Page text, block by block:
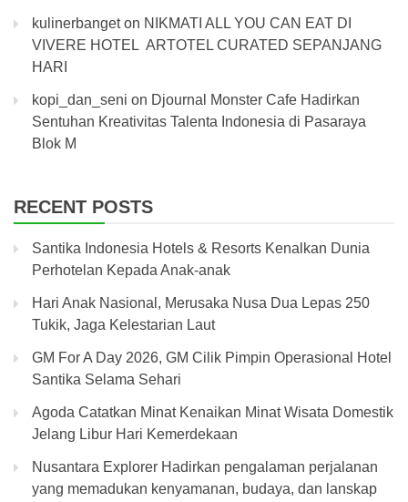
kulinerbangeton NIKMATI ALL YOU CAN EAT DI
VIVERE HOTEL ARTOTEL CURATED SEPANJANG
HARI
kopi_dan_seni on Djournal Monster Cafe Hadirkan
Sentuhan Kreativitas Talenta Indonesia di Pasaraya
Blok M
RECENT POSTS
Santika Indonesia Hotels & Resorts Kenalkan Dunia
Perhotelan Kepada Anak-anak
Hari Anak Nasional, Merusaka Nusa Dua Lepas 250
Tukik, Jaga Kelestarian Laut
GM For A Day 2026, GM Cilik Pimpin Operasional Hotel
Santika Selama Sehari
Agoda Catatkan Minat Kenaikan Minat Wisata Domestik
Jelang Libur Hari Kemerdekaan
Nusantara Explorer Hadirkan pengalaman perjalanan
yang memadukan kenyamanan, budaya, dan lanskap